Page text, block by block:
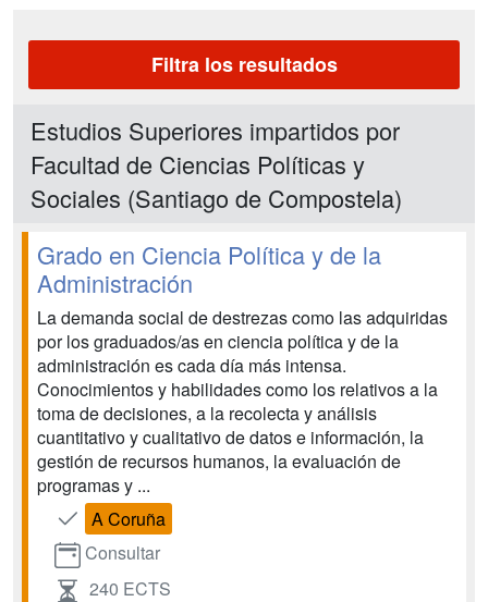
Filtra los resultados
Estudios Superiores impartidos por
Facultad de Ciencias Políticas y
Sociales (Santiago de Compostela)
Grado en Ciencia Política y de la
Administración
La demanda social de destrezas como las adquiridas
por los graduados/as en ciencia política y de la
administración es cada día más intensa.
Conocimientos y habilidades como los relativos a la
toma de decisiones, a la recolecta y análisis
cuantitativo y cualitativo de datos e información, la
gestión de recursos humanos, la evaluación de
programas y ...
A Coruña
Consultar
240 ECTS